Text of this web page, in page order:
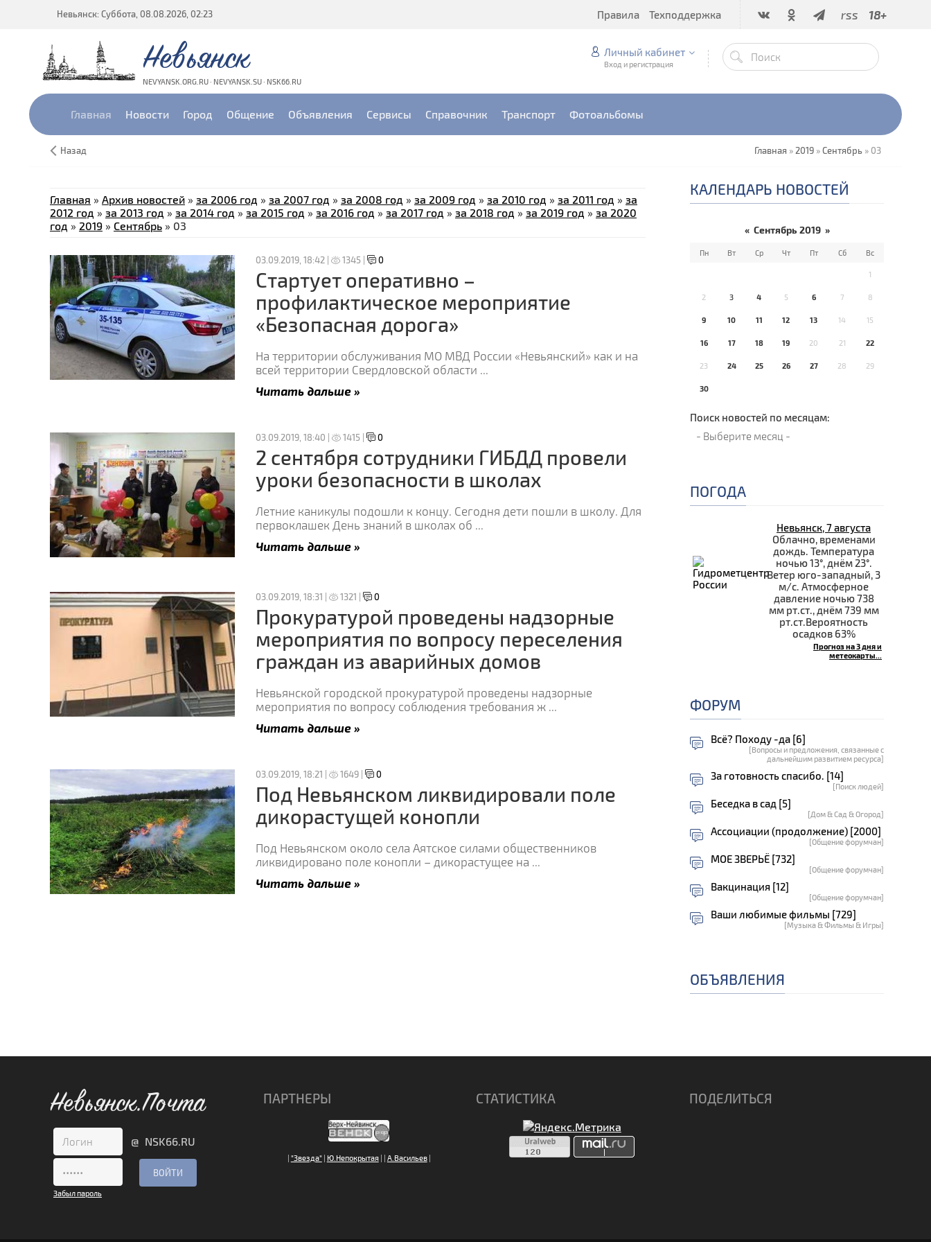
Невьянск: Суббота, 08.08.2026, 02:23 rss 18+
Правила Техподдержка
Невьянск
NEVYANSK.ORG.RU · NEVYANSK.SU · NSK66.RU
Личный кабинет
Вход и регистрация
Главная Новости Город Общение Объявления Сервисы Справочник Транспорт Фотоальбомы
Назад Главная » 2019 »Сентябрь » 03
Главная » Архив новостей » за 2006 год » за 2007 год » за 2008 год » за 2009 год » за 2010 год » за 2011 год » за
2012 год » за 2013 год » за 2014 год » за 2015 год » за 2016 год » за 2017 год » за 2018 год » за 2019 год » за 2020
год » 2019 » Сентябрь » 03
03.09.2019, 18:42 | 1345 | 0
Стартует оперативно –
профилактическое мероприятие
«Безопасная дорога»
На территории обслуживания МО МВД России «Невьянский» как и на
всей территории Свердловской области ...
Читать дальше »
03.09.2019, 18:40 | 1415 | 0
2 сентября сотрудники ГИБДД провели
уроки безопасности в школах
Летние каникулы подошли к концу. Сегодня дети пошли в школу. Для
первоклашек День знаний в школах об ...
Читать дальше »
03.09.2019, 18:31 | 1321 | 0
Прокуратурой проведены надзорные
мероприятия по вопросу переселения
граждан из аварийных домов
Невьянской городской прокуратурой проведены надзорные
мероприятия по вопросу соблюдения требования ж ...
Читать дальше »
03.09.2019, 18:21 | 1649 | 0
Под Невьянском ликвидировали поле
дикорастущей конопли
Под Невьянском около села Аятское силами общественников
ликвидировано поле конопли – дикорастущее на ...
Читать дальше »
КАЛЕНДАРЬ НОВОСТЕЙ
« Сентябрь 2019 »
Пн Вт Ср Чт Пт Сб Вс
1
2 3 4 5 6 7 8
9 10 11 12 13 14 15
16 17 18 19 20 21 22
23 24 25 26 27 28 29
30
Поиск новостей по месяцам:
ПОГОДА
Невьянск, 7 августа
Облачно, временами
дождь. Температура
ночью 13°, днём 23°.
Ветер юго-западный, 3
м/с. Атмосферное
давление ночью 738
мм рт.ст., днём 739 мм
рт.ст.Вероятность
осадков 63%
Прогноз на 3 дня и
метеокарты...
ФОРУМ
Всё? Походу -да [6]
[Вопросы и предложения, связанные с
дальнейшим развитием ресурса]
За готовность спасибо. [14]
[Поиск людей]
Беседка в сад [5]
[Дом & Сад & Огород]
Ассоциации (продолжение) [2000]
[Общение форумчан]
МОЕ ЗВЕРЬЁ [732]
[Общение форумчан]
Вакцинация [12]
[Общение форумчан]
Ваши любимые фильмы [729]
[Музыка & Фильмы & Игры]
ОБЪЯВЛЕНИЯ
Невьянск.Почта
@ NSK66.RU
Забыл пароль
ПАРТНЕРЫ
| "Звезда"| Ю.Непокрытая| | А.Васильев|
СТАТИСТИКА ПОДЕЛИТЬСЯ